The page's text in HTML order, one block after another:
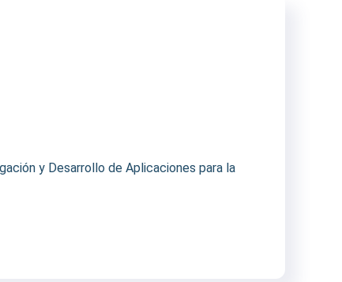
y Desarrollo de Aplicaciones para la